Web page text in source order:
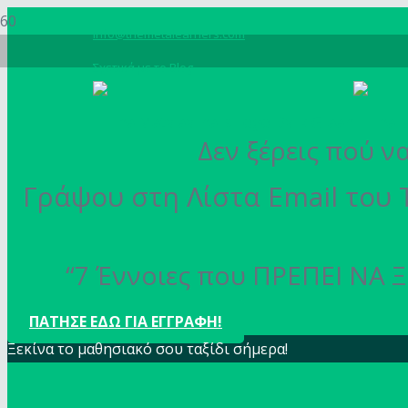
info@themetalearners.com
Σχετικά με το Blog
Δεν ξέρεις πού
Γράψου στη Λίστα Email του
“7 Έννοιες που ΠΡΕΠΕΙ ΝΑ
ΠΑΤΗΣΕ ΕΔΩ ΓΙΑ ΕΓΓΡΑΦΗ!
Ξεκίνα το μαθησιακό σου ταξίδι σήμερα!